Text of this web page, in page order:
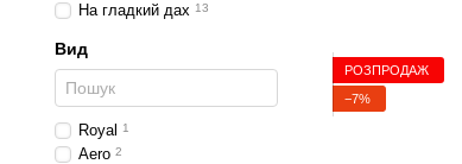
РОЗПРОДАЖ
−7%
На гладкий дах 13
Вид
Royal 1
Aero 2